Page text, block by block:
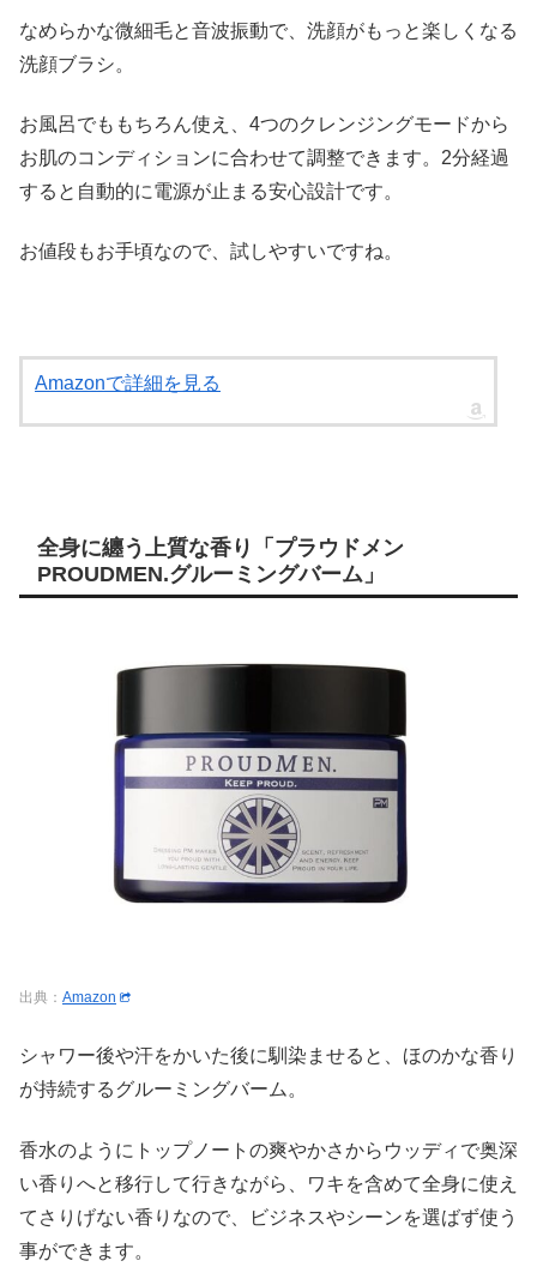
なめらかな微細毛と音波振動で、洗顔がもっと楽しくなる
洗顔ブラシ。
お風呂でももちろん使え、4つのクレンジングモードから
お肌のコンディションに合わせて調整できます。2分経過
すると自動的に電源が止まる安心設計です。
お値段もお手頃なので、試しやすいですね。
Amazonで詳細を見る
全身に纏う上質な香り「プラウドメン
PROUDMEN.グルーミングバーム」
出典： Amazon
シャワー後や汗をかいた後に馴染ませると、ほのかな香り
が持続するグルーミングバーム。
香水のようにトップノートの爽やかさからウッディで奥深
い香りへと移行して行きながら、ワキを含めて全身に使え
てさりげない香りなので、ビジネスやシーンを選ばず使う
事ができます。